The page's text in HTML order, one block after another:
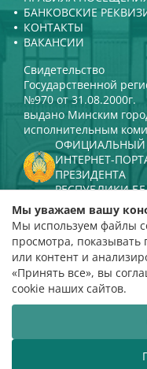
БАНКОВСКИЕ
КОНТАКТЫ
ВАКАНСИИ
Свидетельство
Государственной
№970 от 31.08.2000г.
выдано Минским
исполнительным
ОФИЦИАЛЬНЫЙ
ИНТЕРНЕТ-
ПРЕЗИДЕНТА
РЕСПУБЛИКИ
РЕСПУБЛИКИ
ПОРТАЛ
РЕЙТИНГОВОЙ
оценка 4,9
на основании 112
Мы уважаем вашу
Мы используем файлы
просмотра,
или контент и
«Принять все», вы
cookie наших сайтов.